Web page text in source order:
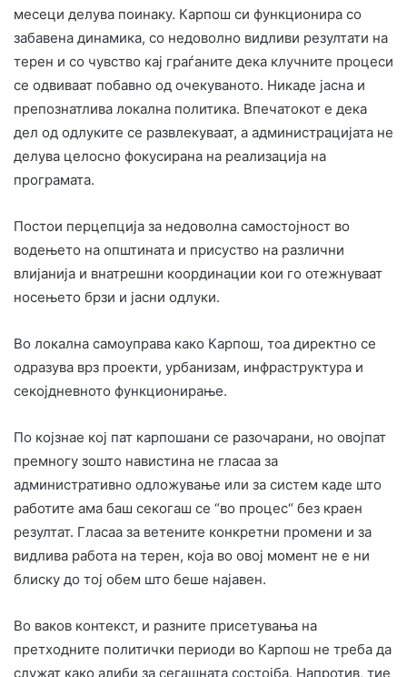
месеци делува поинаку. Карпош си функционира со
забавена динамика, со недоволно видливи резултати на
терен и со чувство кај граѓаните дека клучните процеси
се одвиваат побавно од очекуваното. Никаде јасна и
препознатлива локална политика. Впечатокот е дека
дел од одлуките се развлекуваат, а администрацијата не
делува целосно фокусирана на реализација на
програмата.
Постои перцепција за недоволна самостојност во
водењето на општината и присуство на различни
влијанија и внатрешни координации кои го отежнуваат
носењето брзи и јасни одлуки.
Во локална самоуправа како Карпош, тоа директно се
одразува врз проекти, урбанизам, инфраструктура и
секојдневното функционирање.
По којзнае кој пат карпошани се разочарани, но овојпат
премногу зошто навистина не гласаа за
административно одложување или за систем каде што
работите ама баш секогаш се “во процес“ без краен
резултат. Гласаа за ветените конкретни промени и за
видлива работа на терен, која во овој момент не е ни
блиску до тој обем што беше најавен.
Во ваков контекст, и разните присетувања на
претходните политички периоди во Карпош не треба да
служат како алиби за сегашната состојба. Напротив, тие